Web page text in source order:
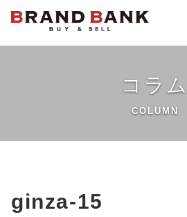
ブ
コラム
COLUMN
ginza-15